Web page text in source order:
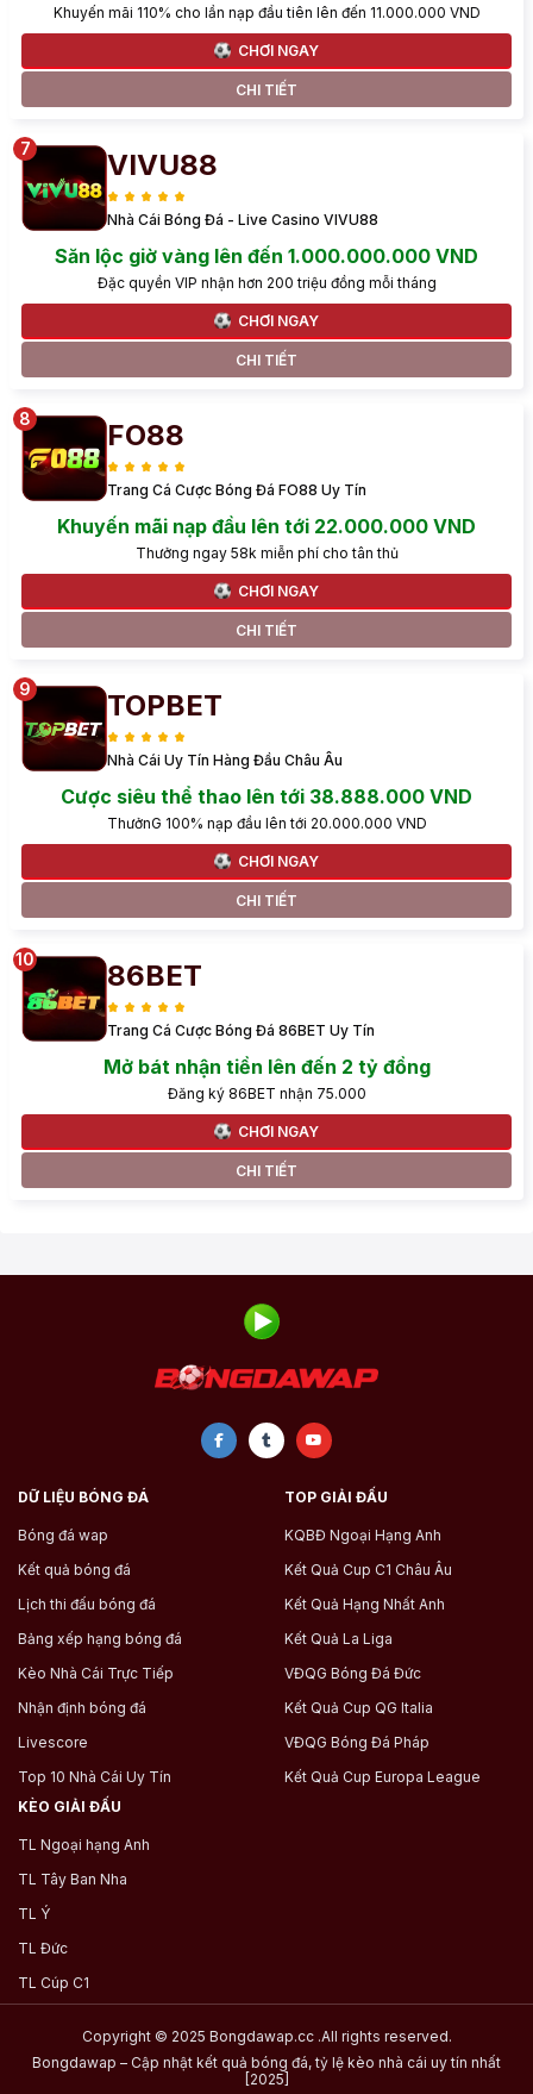
Khuyến mãi 110% cho lần nạp đầu tiên lên đến 11.000.000 VND
CHƠI NGAY
CHI TIẾT
VIVU88
Nhà Cái Bóng Đá - Live Casino VIVU88
Săn lộc giờ vàng lên đến 1.000.000.000 VND
Đặc quyền VIP nhận hơn 200 triệu đồng mỗi tháng
CHƠI NGAY
CHI TIẾT
FO88
Trang Cá Cược Bóng Đá FO88 Uy Tín
Khuyến mãi nạp đầu lên tới 22.000.000 VND
Thưởng ngay 58k miễn phí cho tân thủ
CHƠI NGAY
CHI TIẾT
TOPBET
Nhà Cái Uy Tín Hàng Đầu Châu Âu
Cược siêu thể thao lên tới 38.888.000 VND
ThưởnG 100% nạp đầu lên tới 20.000.000 VND
CHƠI NGAY
CHI TIẾT
86BET
Trang Cá Cược Bóng Đá 86BET Uy Tín
Mở bát nhận tiền lên đến 2 tỷ đồng
Đăng ký 86BET nhận 75.000
CHƠI NGAY
CHI TIẾT
DỮ LIỆU BÓNG ĐÁ
Bóng đá wap
Kết quả bóng đá
Lịch thi đấu bóng đá
Bảng xếp hạng bóng đá
Kèo Nhà Cái Trực Tiếp
Nhận định bóng đá
Livescore
Top 10 Nhà Cái Uy Tín
TOP GIẢI ĐẤU
KQBĐ Ngoại Hạng Anh
Kết Quả Cup C1 Châu Âu
Kết Quả Hạng Nhất Anh
Kết Quả La Liga
VĐQG Bóng Đá Đức
Kết Quả Cup QG Italia
VĐQG Bóng Đá Pháp
Kết Quả Cup Europa League
KÈO GIẢI ĐẤU
TL Ngoại hạng Anh
TL Tây Ban Nha
TL Ý
TL Đức
TL Cúp C1
Copyright © 2025 Bongdawap.cc .All rights reserved.
Bongdawap – Cập nhật kết quả bóng đá, tỷ lệ kèo nhà cái uy tín nhất
[2025]